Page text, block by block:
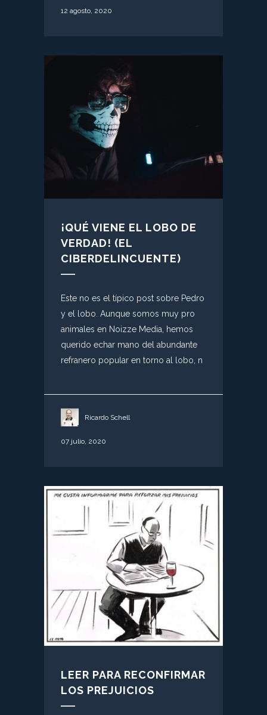
12 agosto, 2020
¡QUÉ VIENE EL LOBO DE
VERDAD! (EL
CIBERDELINCUENTE)
Este no es el típico post sobre Pedro
y el lobo. Aunque somos muy pro
animales en Noizze Media, hemos
querido echar mano del abundante
refranero popular en torno al lobo, n
Ricardo Schell
07 julio, 2020
LEER PARA RECONFIRMAR
LOS PREJUICIOS